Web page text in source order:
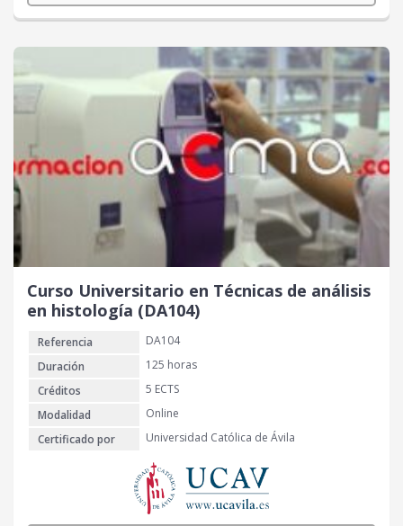
Curso Universitario en Técnicas de análisis
en histología (DA104)
Referencia
DA104
Duración
125 horas
Créditos
5 ECTS
Modalidad
Online
Certificado por
Universidad Católica de Ávila